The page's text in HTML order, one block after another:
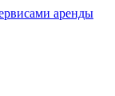
аренды